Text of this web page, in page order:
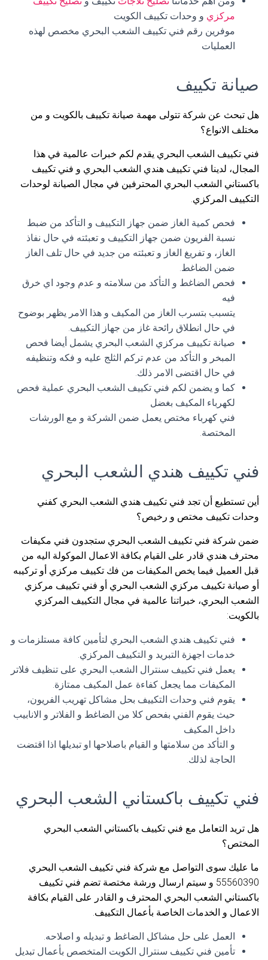
مركزي و وحدات تكييف الكويت
موفرين رقم فني تكييف الشعب البحري مخصص لهذه
العمليات
صيانة تكييف
هل تبحث عن شركة تتولى مهمة صيانة تكييف بالكويت و من
مختلف الانواع؟
فني تكييف الشعب البحري يقدم لكم خبرات عالمية في هذا
المجال، لدينا فني تكييف هندي الشعب البحري و فني تكييف
باكستاني الشعب البحري المحترفين في مجال الصيانة لوحدات
التكييف المركزي.
فحص كمية الغاز ضمن جهاز التكييف و التأكد من ضبط
نسبة الفريون ضمن جهاز التكييف و تعبئته في حال نفاذ
الغاز، و تفريغ الغاز و تعبئته من جديد في حال تلف الغاز
ضمن الضاغط.
فحص الضاغط و التأكد من سلامته و عدم وجود اي خرق
فيه
يتسبب بتسرب الغاز من المكيف و هذا الامر يظهر بوضوح
في حال انطلاق رائحة غاز من جهاز التكييف.
صيانة تكييف مركزي الشعب البحري يشمل أيضا فحص
المبخر و التأكد من عدم تركم الثلج عليه و فكه وتنظيفه
في حال اقتضى الامر ذلك.
كما و يضمن لكم فني تكييف الشعب البحري عملية فحص
لكهرباء المكيف بغضل
فني كهرباء مختص يعمل ضمن الشركة و مع الورشات
المختصة.
فني تكييف هندي الشعب البحري
أين تستطيع أن تجد فني تكييف هندي الشعب البحري كفني
وحدات تكييف مختص و رخيص؟
ضمن شركة فني تكييف الشعب البحري ستجدون فني مكيفات
محترف هندي قادر على القيام بكافة الاعمال الموكولة اليه من
قبل العميل فيما يخص المكيفات من فك تكييف مركزي أو تركيبه
أو صيانة تكييف مركزي الشعب البحري أو فني تكييف مركزي
الشعب البحري، خبراتنا عالمية في مجال التكييف المركزي
بالكويت:
فني تكييف هندي الشعب البحري لتأمين كافة مستلزمات و
خدمات اجهزة التبريد و التكييف المركزي.
يعمل فني تكييف سنترال الشعب البحري على تنظيف فلاتر
المكيفات مما يجعل كفاءة عمل المكيف ممتازة.
يقوم فني وحدات التكييف بحل مشاكل تهريب الفريون،
حيث يقوم الفني بفحص كلا من الضاغط و الفلاتر و الانابيب
داخل المكيف
و التأكد من سلامتها و القيام باصلاحها او تبديلها اذا اقتضت
الحاجة لذلك.
فني تكييف باكستاني الشعب البحري
هل تريد التعامل مع فني تكييف باكستاني الشعب البحري
المختص؟
ما عليك سوى التواصل مع شركة فني تكييف الشعب البحري
55560390 و سيتم ارسال ورشة مختصة تضم فني تكييف
باكستاني الشعب البحري المحترف و القادر على القيام بكافة
الاعمال و الخدمات الخاصة بأعمال التكييف.
العمل على حل مشاكل الضاغط و تبديله و اصلاحه.
تأمين فني تكييف سنترال الكويت المتخصص بأعمال تبديل